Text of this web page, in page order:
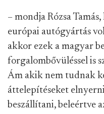
– mondja Rózsa
európai autógyártás
akkor ezek a magyar
forgalombővüléssel is
Ám akik nem tudnak
áttelepítéseket
beszállítani, beleértve